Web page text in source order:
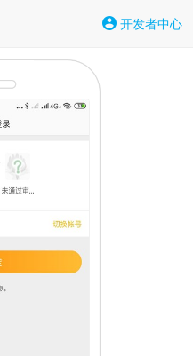
开发者中心